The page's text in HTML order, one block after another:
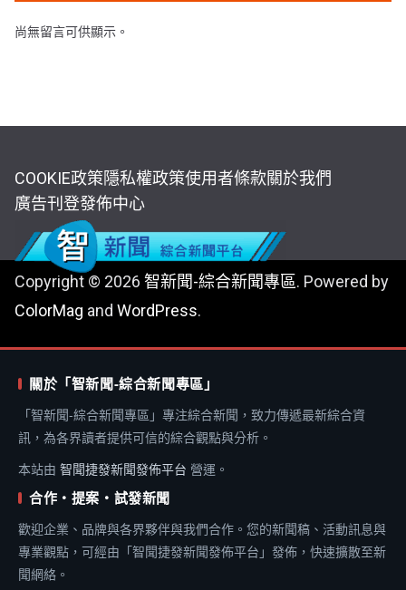
尚無留言可供顯示。
COOKIE政策隱私權政策使用者條款關於我們
廣告刊登發佈中心
Copyright © 2026 智新聞-綜合新聞專區. Powered by
ColorMag and WordPress.
關於「智新聞-綜合新聞專區」
「智新聞-綜合新聞專區」專注綜合新聞，致力傳遞最新綜合資
訊，為各界讀者提供可信的綜合觀點與分析。
本站由 智聞捷發新聞發佈平台 營運。
合作・提案・試發新聞
歡迎企業、品牌與各界夥伴與我們合作。您的新聞稿、活動訊息與
專業觀點，可經由「智聞捷發新聞發佈平台」發佈，快速擴散至新
聞網絡。